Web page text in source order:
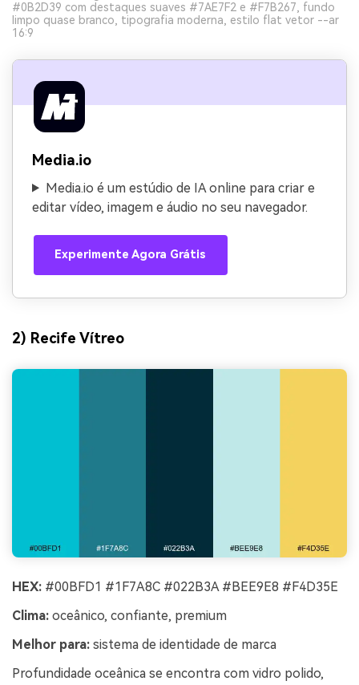
#0B2D39 com destaques suaves #7AE7F2 e #F7B267, fundo
limpo quase branco, tipografia moderna, estilo flat vetor --ar
16:9
Media.io
Media.io é um estúdio de IA online para criar e
editar vídeo, imagem e áudio no seu navegador.
Experimente Agora Grátis
2) Recife Vítreo
HEX: #00BFD1 #1F7A8C #022B3A #BEE9E8 #F4D35E
Clima: oceânico, confiante, premium
Melhor para: sistema de identidade de marca
Profundidade oceânica se encontra com vidro polido,